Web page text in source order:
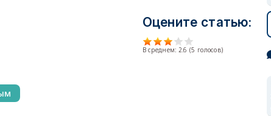
Оцените статью:
В среднем: 2.6 (5 голосов)